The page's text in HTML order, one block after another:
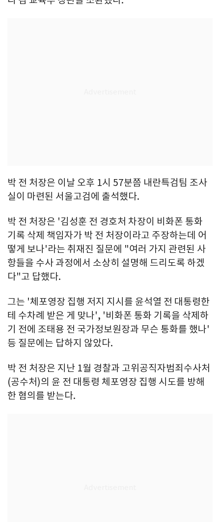
박 전 처장은 이날 오후 1시 57분쯤 내란특검팀 조사
실이 마련된 서울고검에 출석했다.
박 전 처장은 '김성훈 전 경호처 차장이 비화폰 통화
기록 삭제 책임자가 박 전 처장이라고 주장하는데 어
떻게 보나'라는 취재진 질문에 "여러 가지 관련된 사
항들을 수사 과정에서 소상히 설명해 드리도록 하겠
다"고 답했다.
그는 '체포영장 집행 저지 지시를 윤석열 전 대통령한
테 수차례 받은 게 맞나', '비화폰 통화 기록을 삭제하
기 전에 조태용 전 국가정보원장과 무슨 통화를 했나'
등 질문에는 답하지 않았다.
박 전 처장은 지난 1월 경찰과 고위공직자범죄수사처
(공수처)의 윤 전 대통령 체포영장 집행 시도를 방해
한 혐의를 받는다.